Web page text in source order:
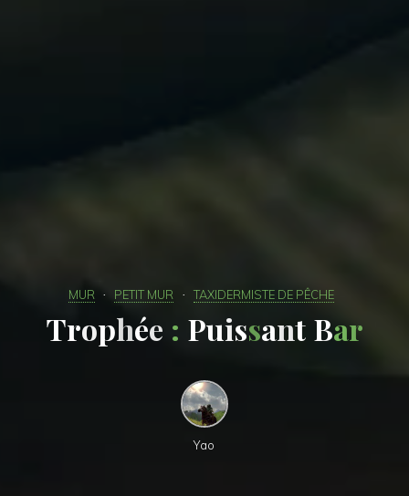
MUR PETIT MUR TAXIDERMISTE DE PÊCHE
Trophée : Puissant Bar
Yao